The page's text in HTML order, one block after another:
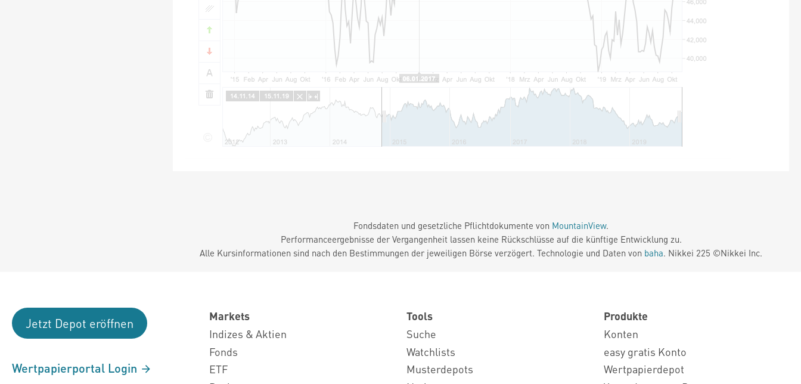
Fondsdaten und gesetzliche Pflichtdokumente von MountainView.
Performanceergebnisse der Vergangenheit lassen keine Rückschlüsse auf die künftige Entwicklung zu.
Alle Kursinformationen sind nach den Bestimmungen der jeweiligen Börse verzögert. Technologie und Daten von baha. Nikkei 225 ©Nikkei Inc.
Jetzt Depot eröffnen
Wertpapierportal Login
Markets
Indizes & Aktien
Fonds
ETF
Tools
Suche
Watchlists
Musterdepots
Produkte
Konten
easy gratis Konto
Wertpapierdepot